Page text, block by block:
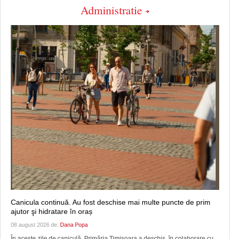
Administratie
Canicula continuă. Au fost deschise mai multe puncte de prim
ajutor şi hidratare în oraș
08 august 2026 de: Dana Popa